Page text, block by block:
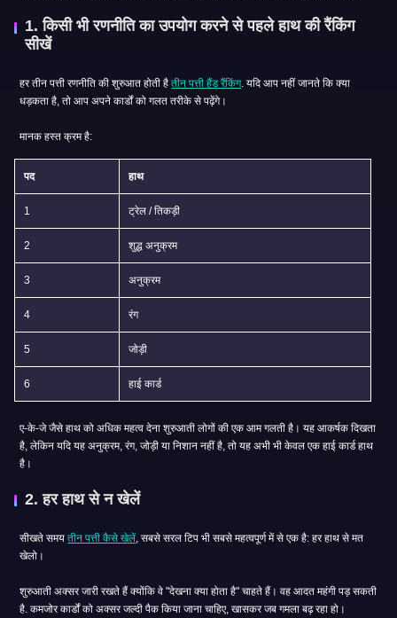
1. किसी भी रणनीति का उपयोग करने से पहले हाथ की रैंकिंग
सीखें
हर तीन पत्ती रणनीति की शुरुआत होती हैतीन पत्ती हैंड रैंकिंग. यदि आप नहीं जानते कि क्या
धड़कता है, तो आप अपने कार्डों को गलत तरीके से पढ़ेंगे।
मानक हस्त क्रम है:
पद हाथ
1 ट्रेल / तिकड़ी
2 शुद्ध अनुक्रम
3 अनुक्रम
4 रंग
5 जोड़ी
6 हाई कार्ड
ए-के-जे जैसे हाथ को अधिक महत्व देना शुरुआती लोगों की एक आम गलती है। यह आकर्षक दिखता
है, लेकिन यदि यह अनुक्रम, रंग, जोड़ी या निशान नहीं है, तो यह अभी भी केवल एक हाई कार्ड हाथ
है।
2. हर हाथ से न खेलें
सीखते समयतीन पत्ती कैसे खेलें, सबसे सरल टिप भी सबसे महत्वपूर्ण में से एक है: हर हाथ से मत
खेलो।
शुरुआती अक्सर जारी रखते हैं क्योंकि वे "देखना क्या होता है" चाहते हैं। वह आदत महंगी पड़ सकती
है. कमजोर कार्डों को अक्सर जल्दी पैक किया जाना चाहिए, खासकर जब गमला बढ़ रहा हो।